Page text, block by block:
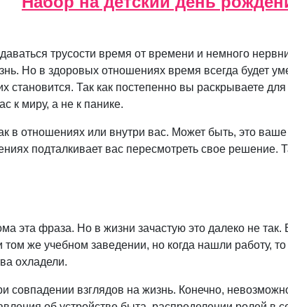
трусости время от времени и немного
Но в здоровых отношениях время всегда будет
Так как постепенно вы раскрываете
к миру, а не к панике.
в отношениях или внутри вас. Может быть, это
подталкивает вас пересмотреть свое решение.
эта фраза. Но в жизни зачастую это далеко не так.
же учебном заведении, но когда нашли работу, то
охладели.
совпадении взглядов на жизнь. Конечно,